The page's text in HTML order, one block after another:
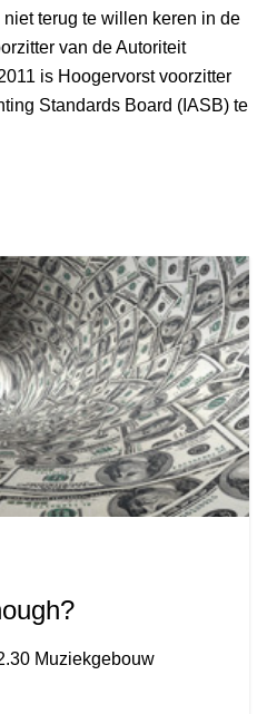
terug te willen keren in de
van de Autoriteit
is Hoogervorst voorzitter
Standards Board (IASB) te
Muziekgebouw